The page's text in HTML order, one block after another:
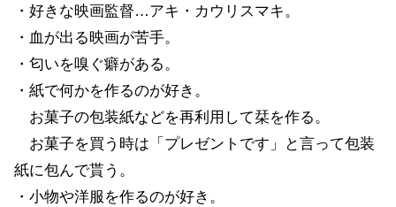
・好きな映画監督…アキ・カウリスマキ。
・血が出る映画が苦手。
・匂いを嗅ぐ癖がある。
・紙で何かを作るのが好き。
お菓子の包装紙などを再利用して栞を作る。
お菓子を買う時は「プレゼントです」と言って包装
紙に包んで貰う。
・小物や洋服を作るのが好き。